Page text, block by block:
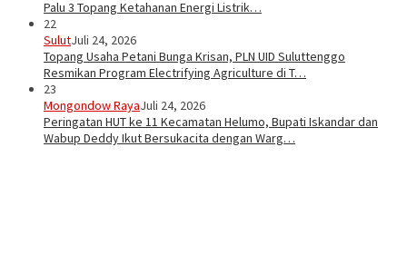
Palu 3 Topang Ketahanan Energi Listrik…
22
SulutJuli 24, 2026
Topang Usaha Petani Bunga Krisan, PLN UID Suluttenggo
Resmikan Program Electrifying Agriculture di T…
23
Mongondow RayaJuli 24, 2026
Peringatan HUT ke 11 Kecamatan Helumo, Bupati Iskandar dan
Wabup Deddy Ikut Bersukacita dengan Warg…